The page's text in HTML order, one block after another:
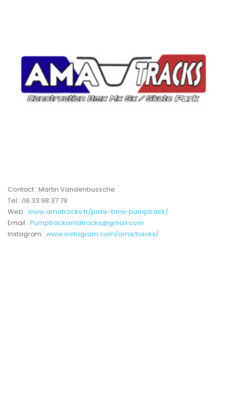
Constructeurs-Shapers
Derniers commentaires
Contact : Martin Vandenbussche
Tel : 06 33 98 37 79
Web : www.amatracks.fr/piste-bmx-pumptrack/
Email : Pumptrackamatracks@gmail.com
Instagram : www.instagram.com/ama.tracks/